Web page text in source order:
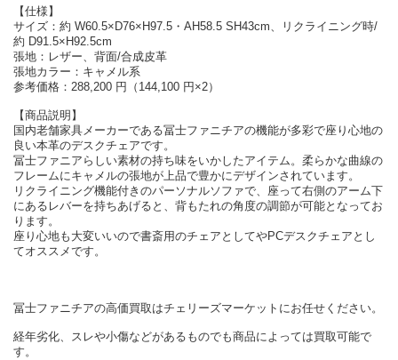
【仕様】
サイズ：約 W60.5×D76×H97.5・AH58.5 SH43cm、リクライニング時/
約 D91.5×H92.5cm
張地：レザー、背面/合成皮革
張地カラー：キャメル系
参考価格：288,200 円（144,100 円×2）
【商品説明】
国内老舗家具メーカーである冨士ファニチアの機能が多彩で座り心地の
良い本革のデスクチェアです。
冨士ファニアらしい素材の持ち味をいかしたアイテム。柔らかな曲線の
フレームにキャメルの張地が上品で豊かにデザインされています。
リクライニング機能付きのパーソナルソファで、座って右側のアーム下
にあるレバーを持ちあげると、背もたれの角度の調節が可能となってお
ります。
座り心地も大変いいので書斎用のチェアとしてやPCデスクチェアとし
てオススメです。
冨士ファニチアの高価買取はチェリーズマーケットにお任せください。
経年劣化、スレや小傷などがあるものでも商品によっては買取可能で
す。